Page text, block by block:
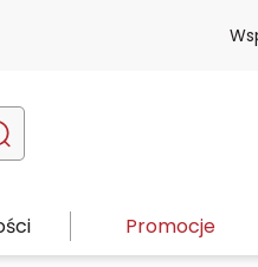
Promocje